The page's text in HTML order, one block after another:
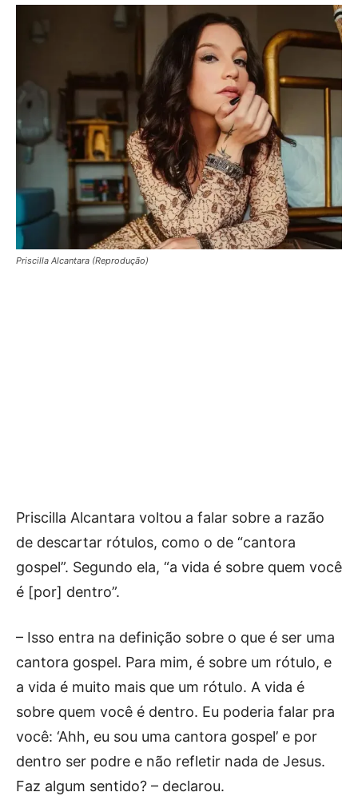
Priscilla Alcantara (Reprodução)
Priscilla Alcantara voltou a falar sobre a razão
de descartar rótulos, como o de “cantora
gospel”. Segundo ela, “a vida é sobre quem você
é [por] dentro”.
– Isso entra na definição sobre o que é ser uma
cantora gospel. Para mim, é sobre um rótulo, e
a vida é muito mais que um rótulo. A vida é
sobre quem você é dentro. Eu poderia falar pra
você: ‘Ahh, eu sou uma cantora gospel’ e por
dentro ser podre e não refletir nada de Jesus.
Faz algum sentido? – declarou.